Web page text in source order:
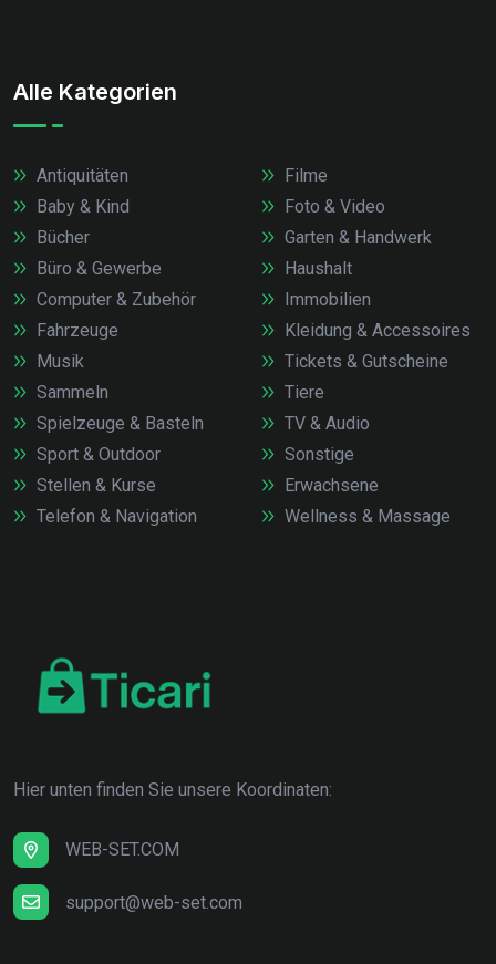
Alle Kategorien
Antiquitäten
Baby & Kind
Bücher
Büro & Gewerbe
Computer & Zubehör
Fahrzeuge
Filme
Foto & Video
Garten & Handwerk
Haushalt
Immobilien
Kleidung & Accessoires
Musik
Sammeln
Spielzeuge & Basteln
Sport & Outdoor
Stellen & Kurse
Telefon & Navigation
Tickets & Gutscheine
Tiere
TV & Audio
Sonstige
Erwachsene
Wellness & Massage
Hier unten finden Sie unsere Koordinaten:
WEB-SET.COM
support@web-set.com